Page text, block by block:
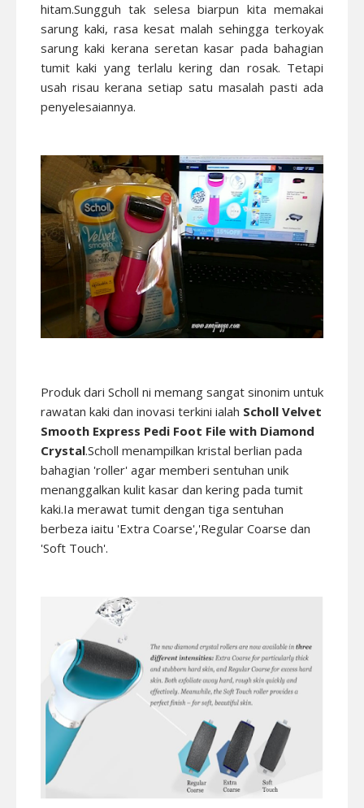
hitam.Sungguh tak selesa biarpun kita memakai
sarung kaki, rasa kesat malah sehingga terkoyak
sarung kaki kerana seretan kasar pada bahagian
tumit kaki yang terlalu kering dan rosak. Tetapi
usah risau kerana setiap satu masalah pasti ada
penyelesaiannya.
Produk dari Scholl ni memang sangat sinonim untuk
rawatan kaki dan inovasi terkini ialah Scholl Velvet
Smooth Express Pedi Foot File with Diamond
Crystal.Scholl menampilkan kristal berlian pada
bahagian 'roller' agar memberi sentuhan unik
menanggalkan kulit kasar dan kering pada tumit
kaki.Ia merawat tumit dengan tiga sentuhan
berbeza iaitu 'Extra Coarse','Regular Coarse dan
'Soft Touch'.